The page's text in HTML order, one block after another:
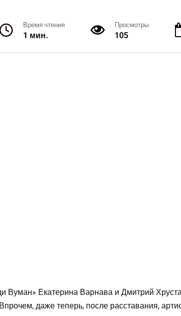
Время чтения
1 мин.
Просмотры
105
Вуман» Екатерина Варнава и Дмитрий
даже теперь, после расставания,